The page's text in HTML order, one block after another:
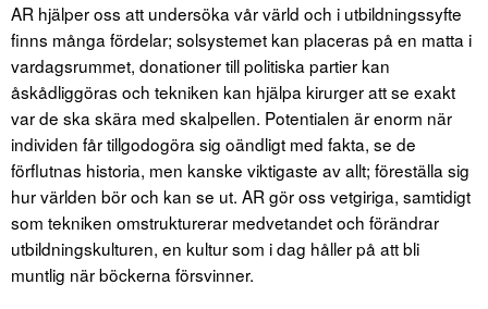
AR hjälper oss att undersöka vår värld och i utbildningssyfte
finns många fördelar; solsystemet kan placeras på en matta i
vardagsrummet, donationer till politiska partier kan
åskådliggöras och tekniken kan hjälpa kirurger att se exakt
var de ska skära med skalpellen. Potentialen är enorm när
individen får tillgodogöra sig oändligt med fakta, se de
förflutnas historia, men kanske viktigaste av allt; föreställa sig
hur världen bör och kan se ut. AR gör oss vetgiriga, samtidigt
som tekniken omstrukturerar medvetandet och förändrar
utbildningskulturen, en kultur som i dag håller på att bli
muntlig när böckerna försvinner.